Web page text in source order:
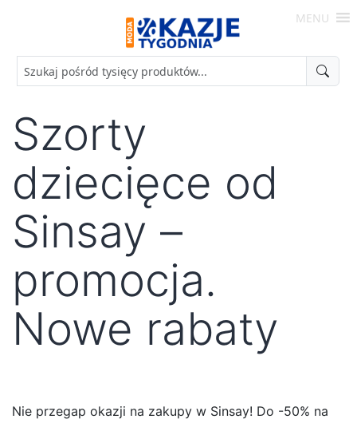
Moda
-
Okazje
MENU
Szorty
dziecięce od
Sinsay –
promocja.
Nowe rabaty
Nie przegap okazji na zakupy w Sinsay! Do -50% na